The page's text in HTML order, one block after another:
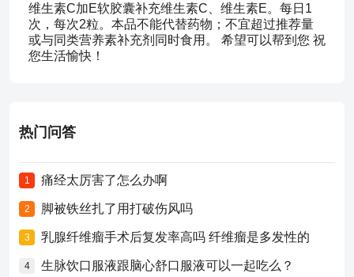
维生素C加E软胶囊补充维生素C、维生素E。每日1
次，每次2粒。本品不能代替药物；不宜超过推荐量
或与同类营养素补充剂同时食用。 希望可以帮到您 祝
您生活愉快！
热门问答
1 痛经太厉害了怎么办啊
2 脚被铁丝扎了用打破伤风吗
3 乳腺纤维瘤手术后复发率高吗 纤维瘤是多发性的
4 生脉饮口服液跟脑心舒口服液可以一起吃么？